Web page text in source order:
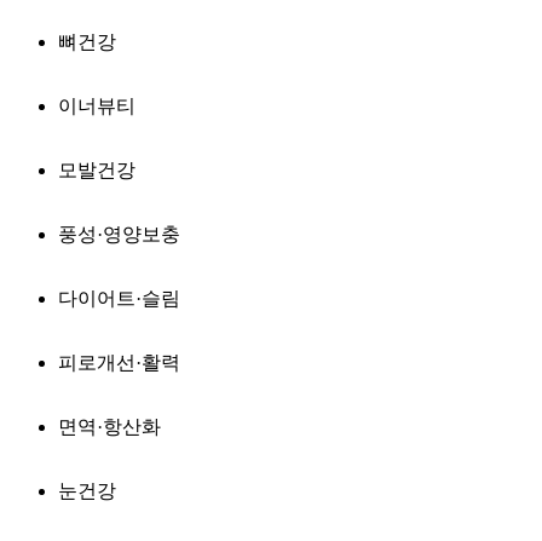
뼈건강
이너뷰티
모발건강
풍성·영양보충
다이어트·슬림
피로개선·활력
면역·항산화
눈건강